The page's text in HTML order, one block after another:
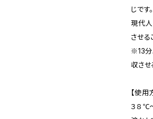
じです。
現代
させる
※13分
収させ
【使用
３８℃